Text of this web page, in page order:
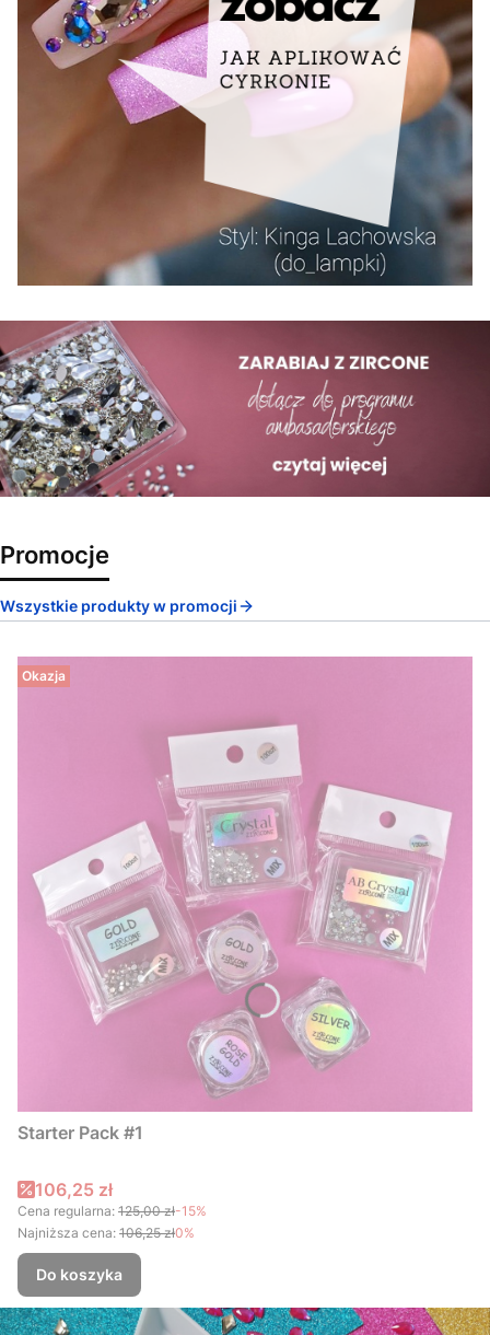
Promocje
Wszystkie produkty w promocji
Okazja
Starter Pack #1
Cena promocyjna
106,25 zł
Cena regularna: 125,00 zł-15%
Najniższa cena: 106,25 zł0%
Do koszyka